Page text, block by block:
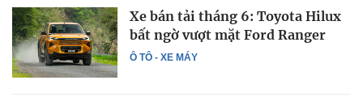
Ô TÔ - XE MÁY
Xe bán tải tháng 6: Toyota Hilux
bất ngờ vượt mặt Ford Ranger